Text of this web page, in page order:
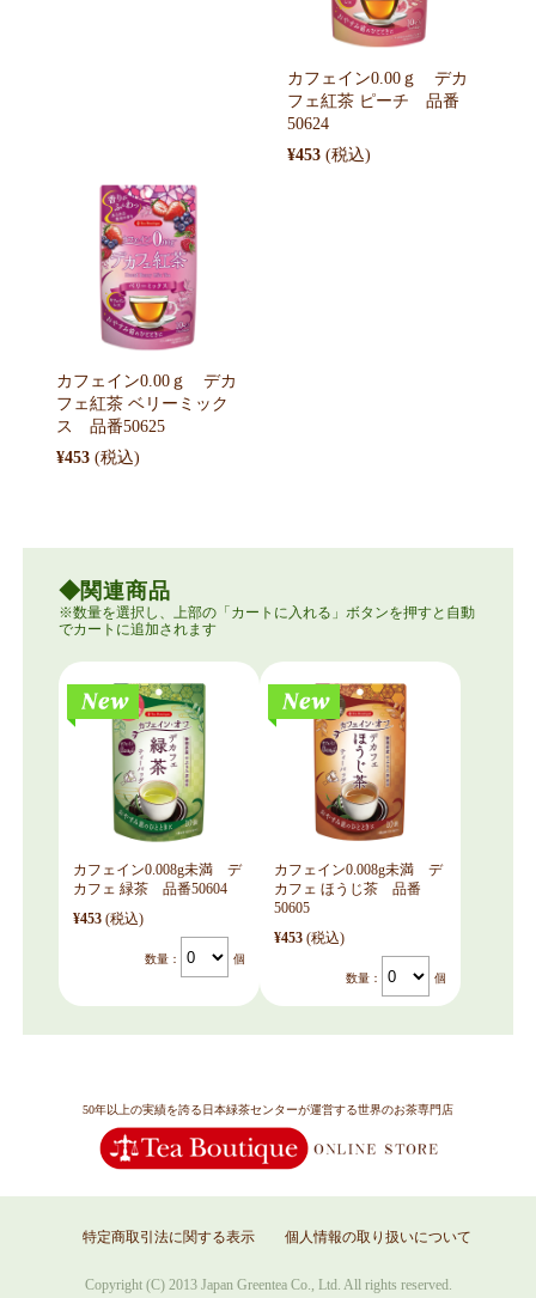
カフェイン0.00ｇ デカ
フェ紅茶 ピーチ 品番
50624
¥453
カフェイン0.00ｇ デカ
フェ紅茶 ベリーミック
ス 品番50625
¥453
関連商品
カフェイン0.008g未満 デ
カフェ 緑茶 品番50604
¥453 (税込)
数量： 個
カフェイン0.008g未満 デ
カフェ ほうじ茶 品番
50605
¥453 (税込)
数量： 個
50年以上の実績を誇る日本緑茶センターが運営する世界のお茶専門店
特定商取引法に関する表示 個人情報の取り扱いについて
Copyright (C) 2013 Japan Greentea Co., Ltd. All rights reserved.